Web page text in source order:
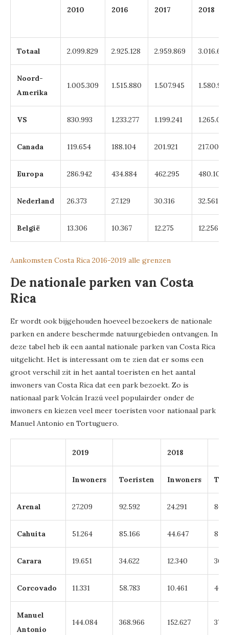
2010 2016 2017 2018
Totaal 2.099.829 2.925.128 2.959.869 3.016.667
Noord-
Amerika
1.005.309 1.515.880 1.507.945 1.580.991
VS 830.993 1.233.277 1.199.241 1.265.067
Canada 119.654 188.104 201.921 217.006
Europa 286.942 434.884 462.295 480.102
Nederland 26.373 27.129 30.316 32.561
België 13.306 10.367 12.275 12.256
Aankomsten Costa Rica 2016-2019 alle grenzen
De nationale parken van Costa
Rica
Er wordt ook bijgehouden hoeveel bezoekers de nationale
parken en andere beschermde natuurgebieden ontvangen. In
deze tabel heb ik een aantal nationale parken van Costa Rica
uitgelicht. Het is interessant om te zien dat er soms een
groot verschil zit in het aantal toeristen en het aantal
inwoners van Costa Rica dat een park bezoekt. Zo is
nationaal park Volcán Irazú veel populairder onder de
inwoners en kiezen veel meer toeristen voor nationaal park
Manuel Antonio en Tortuguero.
2019 2018
Inwoners Toeristen Inwoners
Arenal 27.209 92.592 24.291
Cahuita 51.264 85.166 44.647
Carara 19.651 34.622 12.340
Corcovado 11.331 58.783 10.461
Manuel
Antonio
144.084 368.966 152.627